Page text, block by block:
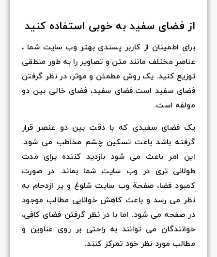
از فضای سفید به خوبی استفاده کنید
برای اطمینان از کاربر پسندی بهتر وب سایت شما ،
عناصر مختلف مانند متن و تصاویر را به طور منطقی
توزیع کنید. یک روش مطمئن و موثر، در نظر گرفتن
فضای سفید است.فضای سفید، فضای خالی بین دو
مولفه است.
یک فضای سفیدی که با دقت بین دو عنصر قرار
گرفته باشد باعث تسکین چشم مخاطب می شود.
این امر باعث می شود بازدید کننده برای مدت
طولانی تری در وب سایت شما بماند. در صورت
کمبود فضا، صفحة وب سایت شلوغ و پر ازدحام به
نظر می رسد و باعث کاهش خوانایی مطالب موجود
در صفحه می شود. اما با در نظر گرفتن فضای کافی،
خوانندگان می توانند به راحتی بر روی عناوین و
مطالب مورد نظر خود تمرکز کنند.